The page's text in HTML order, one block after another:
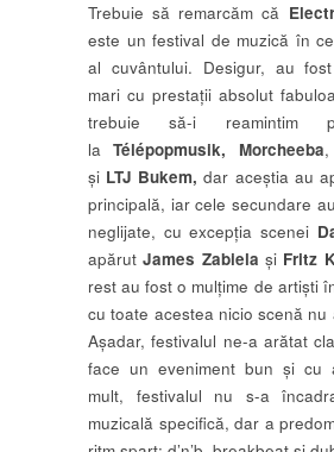
Trebuie să remarcăm că
este un festival de muzică în
al cuvântului. Desigur, au
mari cu prestații absolut
trebuie să-i
laTélépopmusik, Morcheeba,
și LTJ Bukem,dar aceștia au
principală, iar cele secundare
neglijate, cu excepția scenei
apărutJames Zabielași Fritz
rest au fost o mulțime de artiști
cu toate acestea nicio scenă nu
Așadar, festivalul ne-a arătat
face un eveniment bun și cu
mult, festivalul nu s-a
muzicală specifică, dar a